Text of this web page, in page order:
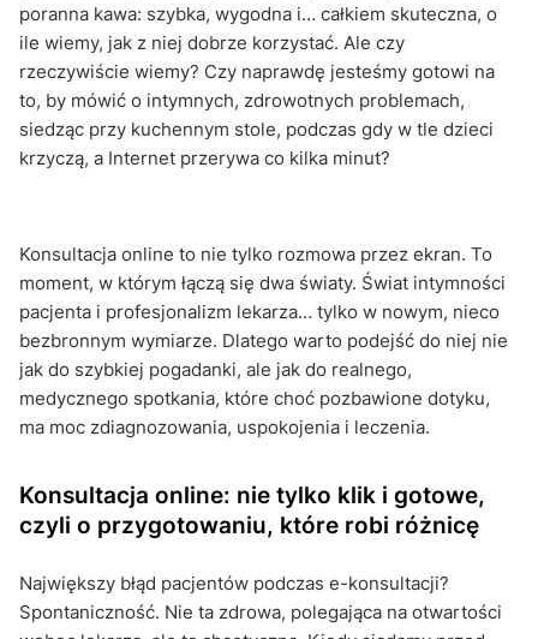
poranna kawa: szybka, wygodna i… całkiem skuteczna, o
ile wiemy, jak z niej dobrze korzystać. Ale czy
rzeczywiście wiemy? Czy naprawdę jesteśmy gotowi na
to, by mówić o intymnych, zdrowotnych problemach,
siedząc przy kuchennym stole, podczas gdy w tle dzieci
krzyczą, a Internet przerywa co kilka minut?
Konsultacja online to nie tylko rozmowa przez ekran. To
moment, w którym łączą się dwa światy. Świat intymności
pacjenta i profesjonalizm lekarza… tylko w nowym, nieco
bezbronnym wymiarze. Dlatego warto podejść do niej nie
jak do szybkiej pogadanki, ale jak do realnego,
medycznego spotkania, które choć pozbawione dotyku,
ma moc zdiagnozowania, uspokojenia i leczenia.
Konsultacja online: nie tylko klik i gotowe,
czyli o przygotowaniu, które robi różnicę
Największy błąd pacjentów podczas e-konsultacji?
Spontaniczność. Nie ta zdrowa, polegająca na otwartości